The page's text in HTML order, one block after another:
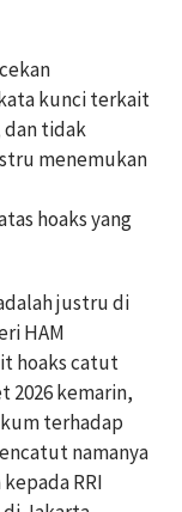
kunci terkait
dan tidak
menemukan
hoaks yang
justru di
HAM
hoaks catut
2026 kemarin,
terhadap
namanya
RRI